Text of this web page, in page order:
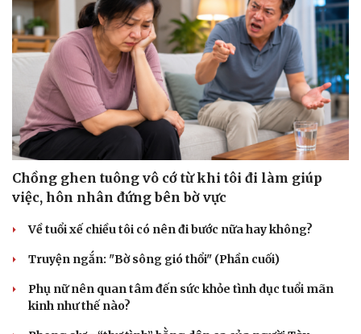
Dinh dưỡng - món ngon
Cây thuốc
Sản phụ khoa
Nhi khoa
Nam khoa
Làm đẹp - giảm cân
Phòng mạch online
Ăn sạch sống khỏe
Nhà đẹp
Blog
Tình yêu - Gia đình
Chồng ghen tuông vô cớ từ khi tôi đi làm giúp
việc, hôn nhân đứng bên bờ vực
Về tuổi xế chiều tôi có nên đi bước nữa hay không?
Truyện ngắn: "Bờ sông gió thổi" (Phần cuối)
Phụ nữ nên quan tâm đến sức khỏe tình dục tuổi mãn
kinh như thế nào?